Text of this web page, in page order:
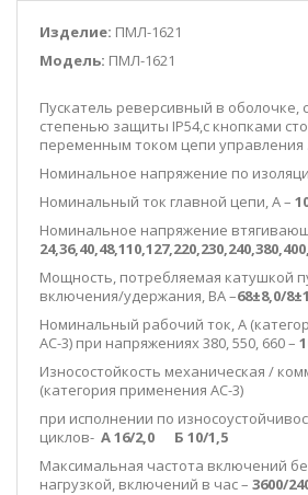
Изделие: ПМЛ-1621
Модель: ПМЛ-1621
Пускатель реверсивный в оболочке,
степенью защиты IP54,с кнопками
переменным током цепи управления .
Номинальное напряжение по
Номинальный ток главной цепи, А –
Номинальное напряжение
Мощность, потребляемая катушкой
включения/удержания, ВА –68±8,0/
Номинальный рабочий ток, А
АС-3) при напряжениях 380, 550, 660 –
Износостойкость механическая /
(категория применения АС-3)
при исполнении по
циклов- А 16/2,0 Б 10/1,5
Максимальная частота включений
нагрузкой, включений в час – 3600/